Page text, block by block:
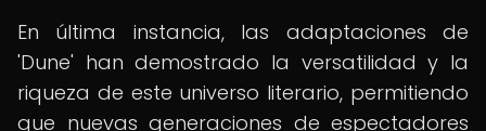
En última instancia, las adaptaciones de
'Dune' han demostrado la versatilidad y la
riqueza de este universo literario, permitiendo
que nuevas generaciones de espectadores